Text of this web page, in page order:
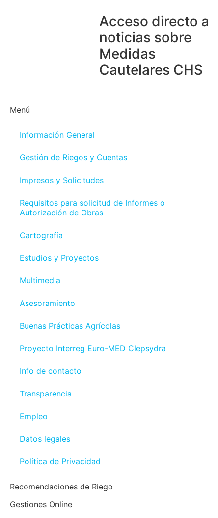
Acceso directo a
noticias sobre
Medidas
Cautelares CHS
Menú
Información General
Gestión de Riegos y Cuentas
Impresos y Solicitudes
Requisitos para solicitud de Informes o
Autorización de Obras
Cartografía
Estudios y Proyectos
Multimedia
Asesoramiento
Buenas Prácticas Agrícolas
Proyecto Interreg Euro-MED Clepsydra
Info de contacto
Transparencia
Empleo
Datos legales
Política de Privacidad
Recomendaciones de Riego
Gestiones Online